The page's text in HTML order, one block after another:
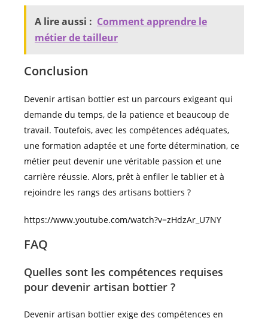
A lire aussi : Comment apprendre le
métier de tailleur
Conclusion
Devenir artisan bottier est un parcours exigeant qui
demande du temps, de la patience et beaucoup de
travail. Toutefois, avec les compétences adéquates,
une formation adaptée et une forte détermination, ce
métier peut devenir une véritable passion et une
carrière réussie. Alors, prêt à enfiler le tablier et à
rejoindre les rangs des artisans bottiers ?
https://www.youtube.com/watch?v=zHdzAr_U7NY
FAQ
Quelles sont les compétences requises
pour devenir artisan bottier ?
Devenir artisan bottier exige des compétences en